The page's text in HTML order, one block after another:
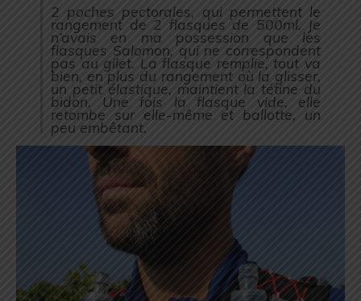
2 poches pectorales, qui permettent le
rangement de 2 flasques de 500ml. Je
n’avais en ma possession que les
flasques Salomon, qui ne correspondent
pas au gilet. La flasque remplie, tout va
bien, en plus du rangement où la glisser,
un petit élastique, maintient la tétine du
bidon. Une fois la flasque vide, elle
retombe sur elle-même et ballotte, un
peu embêtant.